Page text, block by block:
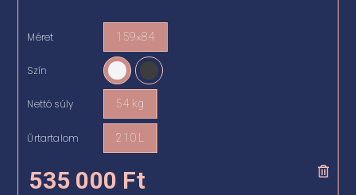
Méret 159×84
Szín
Nettó súly 54 kg
Űrtartalom 210 L
535 000 Ft